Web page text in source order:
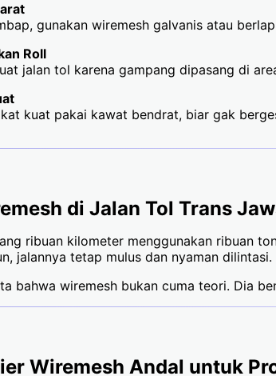
gunakan wiremesh galvanis atau
Roll
jalan tol karena gampang dipasang di
kuat pakai kawat bendrat, biar gak
di Jalan Tol Trans
ribuan kilometer menggunakan ribuan
jalannya tetap mulus dan nyaman dilintasi.
bahwa wiremesh bukan cuma teori. Dia
Wiremesh Andal untuk